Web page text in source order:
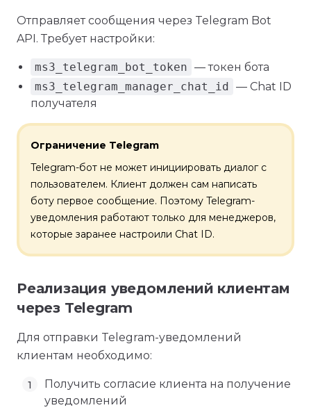
Отправляет сообщения через Telegram Bot
API. Требует настройки:
ms3_telegram_bot_token — токен бота
ms3_telegram_manager_chat_id — Chat ID
получателя
Ограничение Telegram
Telegram-бот не может инициировать диалог с
пользователем. Клиент должен сам написать
боту первое сообщение. Поэтому Telegram-
уведомления работают только для менеджеров,
которые заранее настроили Chat ID.
Реализация уведомлений клиентам
через Telegram
Для отправки Telegram-уведомлений
клиентам необходимо:
Получить согласие клиента на получение
уведомлений